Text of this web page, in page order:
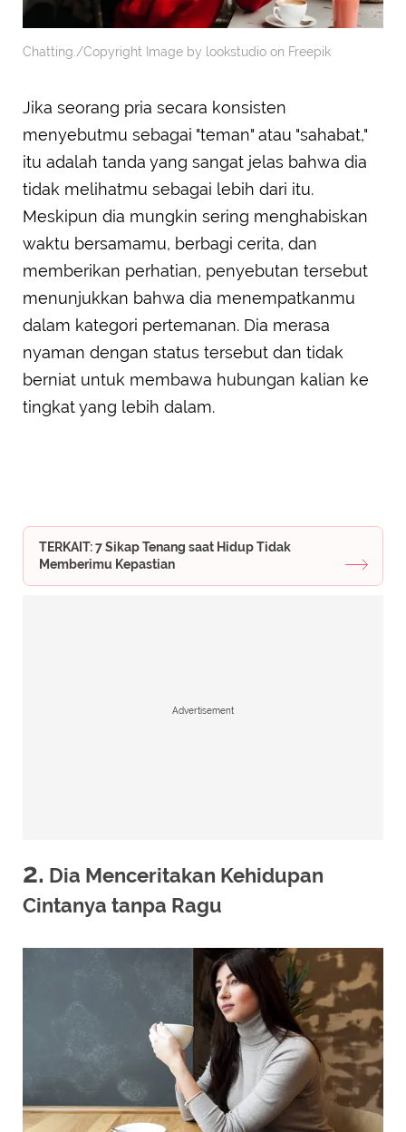
Chatting./Copyright Image by lookstudio on Freepik
Jika seorang pria secara konsisten
menyebutmu sebagai "teman" atau "sahabat,"
itu adalah tanda yang sangat jelas bahwa dia
tidak melihatmu sebagai lebih dari itu.
Meskipun dia mungkin sering menghabiskan
waktu bersamamu, berbagi cerita, dan
memberikan perhatian, penyebutan tersebut
menunjukkan bahwa dia menempatkanmu
dalam kategori pertemanan. Dia merasa
nyaman dengan status tersebut dan tidak
berniat untuk membawa hubungan kalian ke
tingkat yang lebih dalam.
TERKAIT: 7 Sikap Tenang saat Hidup Tidak
Memberimu Kepastian
Advertisement
2. Dia Menceritakan Kehidupan
Cintanya tanpa Ragu